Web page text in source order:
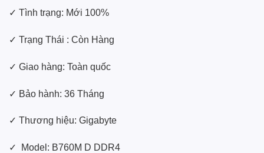
✓ Tình trạng: Mới 100%
✓ Trạng Thái : Còn Hàng
✓ Giao hàng: Toàn quốc
✓ Bảo hành: 36 Tháng
✓ Thương hiệu: Gigabyte
✓ Model: B760M D DDR4